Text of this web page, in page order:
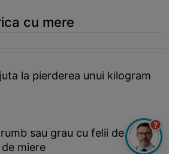
cu mere
la pierderea unui kilogram
sau grau cu felii de mere,
miere
?